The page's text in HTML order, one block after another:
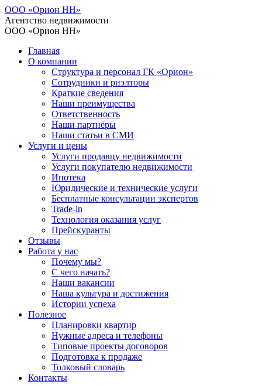
ООО «Орион НН»
Агентство недвижимости
ООО «Орион НН»
Главная
О компании
Структура и персонал ГК «Орион»
Сотрудники и риэлторы
Краткие сведения
Наши преимущества
Ответственность
Наши партнёры
Наши статьи в СМИ
Услуги и цены
Услуги продавцу недвижимости
Услуги покупателю недвижимости
Ипотека
Юридические и технические услуги
Бесплатные консультации экспертов
Trade-in
Технология оказания услуг
Прейскуранты
Отзывы
Работа у нас
Почему мы?
С чего начать?
Наши вакансии
Наша культура и достижения
Истории успеха
Полезное
Планировки квартир
Нужные адреса и телефоны
Типовые проекты договоров
Подготовка к продаже
Толковый словарь
Контакты